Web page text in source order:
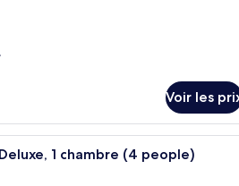
Voir les
Une chambre d’hôtel avec
1 chambre (4 people)